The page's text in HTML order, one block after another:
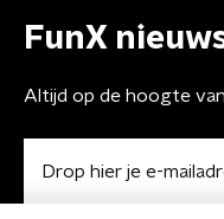
FunX
Altijd op de hoogte